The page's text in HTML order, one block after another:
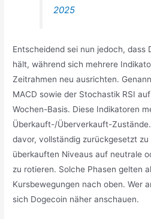
2025
Entscheidend sei nun jedoch, dass
hält, während sich mehrere
Zeitrahmen neu ausrichten.
MACD sowie der Stochastik RSI
Wochen-Basis. Diese Indikatoren
Überkauft-/Überverkauft-
davor, vollständig zurückgesetzt zu
überkauften Niveaus auf neutrale
zu rotieren. Solche Phasen gelten
Kursbewegungen nach oben. Wer
sich Dogecoin näher anschauen.